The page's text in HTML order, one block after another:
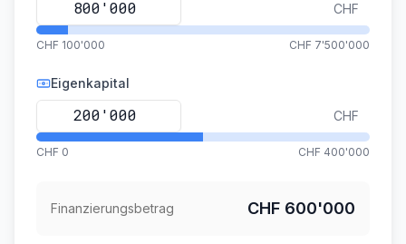
CHF
CHF 100'000 CHF 7'500'000
Eigenkapital
CHF
CHF 0 CHF 400'000
Finanzierungsbetrag CHF 600'000